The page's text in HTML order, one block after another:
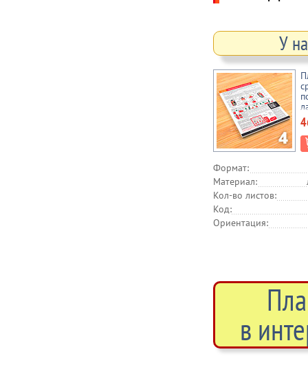
У
Формат:
Материал:
Кол-во листов:
Код:
Ориентация:
в